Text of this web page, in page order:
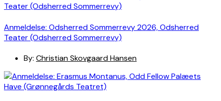
Anmeldelse: Odsherred Sommerrevy 2026, Odsherred
Teater (Odsherred Sommerrevy)
By: Christian Skovgaard Hansen